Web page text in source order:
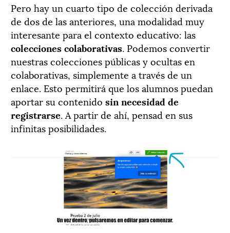
Pero hay un cuarto tipo de colección derivada
de dos de las anteriores, una modalidad muy
interesante para el contexto educativo: las
colecciones colaborativas. Podemos convertir
nuestras colecciones públicas y ocultas en
colaborativas, simplemente a través de un
enlace. Esto permitirá que los alumnos puedan
aportar su contenido sin necesidad de
registrarse. A partir de ahí, pensad en sus
infinitas posibilidades.